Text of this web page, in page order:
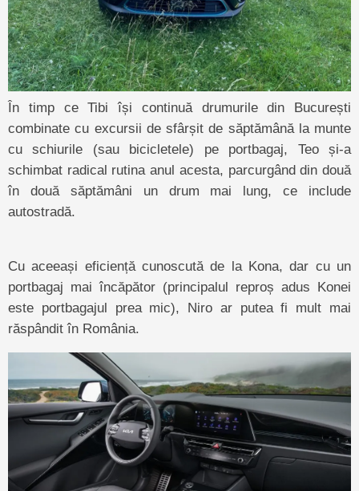
În timp ce Tibi își continuă drumurile din București
combinate cu excursii de sfârșit de săptămână la munte
cu schiurile (sau bicicletele) pe portbagaj, Teo și-a
schimbat radical rutina anul acesta, parcurgând din două
în două săptămâni un drum mai lung, ce include
autostradă.
Cu aceeași eficiență cunoscută de la Kona, dar cu un
portbagaj mai încăpător (principalul reproș adus Konei
este portbagajul prea mic), Niro ar putea fi mult mai
răspândit în România.